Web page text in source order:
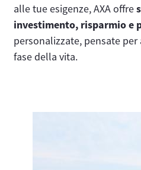
alle tue esigenze, AXA offre
investimento, risparmio e
personalizzate, pensate
fase della vita.